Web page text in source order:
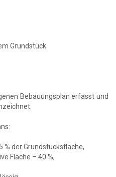
Grundstück.
Bebauungsplan erfasst und
der Grundstücksfläche,
Fläche – 40 %,